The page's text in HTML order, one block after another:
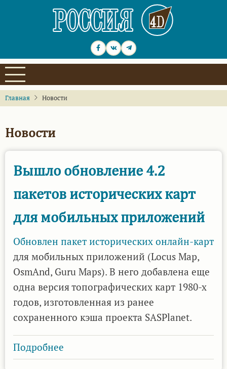
Главная Новости
Новости
Вышло обновление 4.2
пакетов исторических карт
для мобильных приложений
Обновлен пакет исторических онлайн-карт
для мобильных приложений (Locus Map,
OsmAnd, Guru Maps). В него добавлена еще
одна версия топографических карт 1980-х
годов, изготовленная из ранее
сохраненного кэша проекта SASPlanet.
Подробнее
Вышло